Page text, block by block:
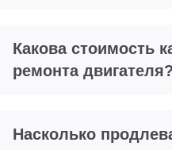
Какова стоимость
ремонта двигателя?
Насколько